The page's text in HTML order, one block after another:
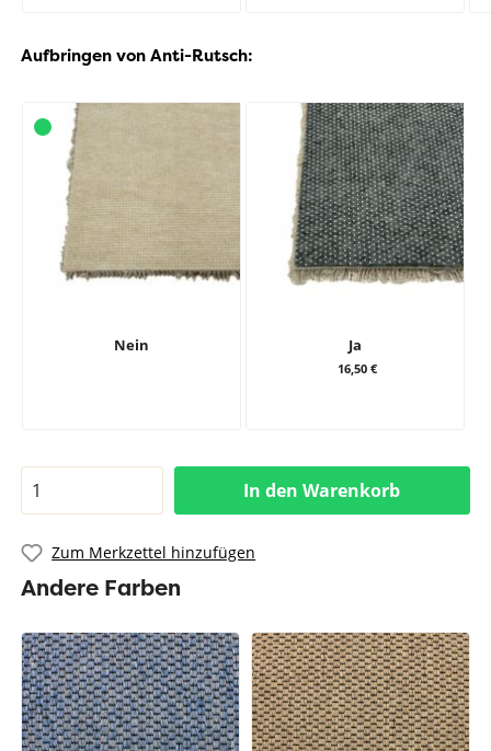
Aufbringen von Anti-Rutsch:
Nein Ja
16,50 €
In den Warenkorb
Zum Merkzettel hinzufügen
Andere Farben